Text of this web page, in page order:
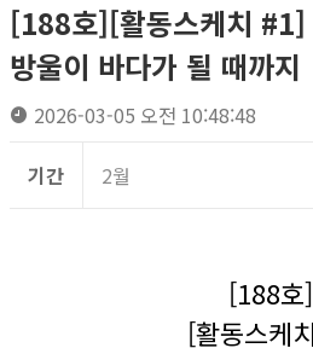
[188호][활동스케치
방울이 바다가 될 때까지
2026-03-05 오전 10:48:48
기간 2월
[188호]
[활동스케